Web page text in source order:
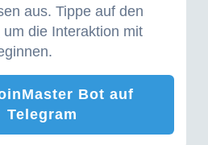
aus. Tippe auf den
um die Interaktion mit
Bot auf
Telegram